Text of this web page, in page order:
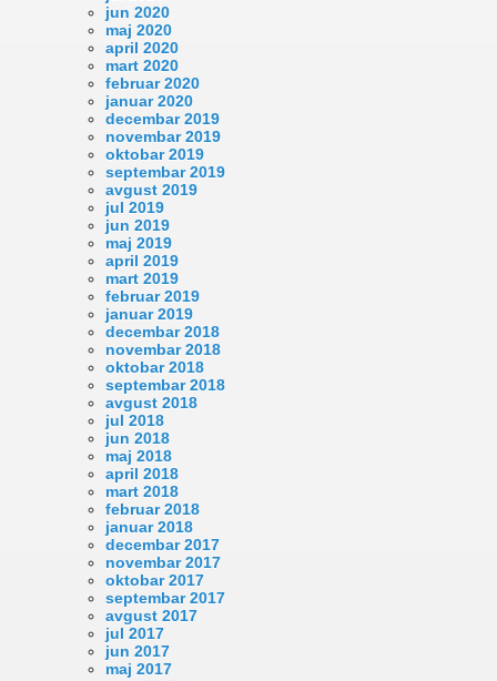
jun 2020
maj 2020
april 2020
mart 2020
februar 2020
januar 2020
decembar 2019
novembar 2019
oktobar 2019
septembar 2019
avgust 2019
jul 2019
jun 2019
maj 2019
april 2019
mart 2019
februar 2019
januar 2019
decembar 2018
novembar 2018
oktobar 2018
septembar 2018
avgust 2018
jul 2018
jun 2018
maj 2018
april 2018
mart 2018
februar 2018
januar 2018
decembar 2017
novembar 2017
oktobar 2017
septembar 2017
avgust 2017
jul 2017
jun 2017
maj 2017